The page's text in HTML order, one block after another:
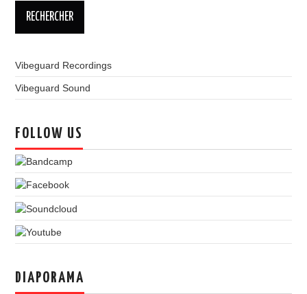
Vibeguard Recordings
Vibeguard Sound
FOLLOW US
DIAPORAMA